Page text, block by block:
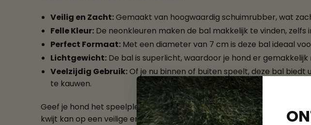
Veilig en Zacht:Gemaakt van hoogwaardig schuimrubber, wat
Felle Kleur:De neonkleuren maken de bal makkelijk te vinden, zelfs
Perfect Formaat:Met een diameter van 7 cm is deze bal ideaal
Lichtgewicht:De bal is superlicht, waardoor je hond er
Veelzijdig Gebruik:Of je nu binnen of buiten speelt, deze bal
te kauwen.
Geef je hond het speelplezier dat hij verdient met onze neonbal van
kwijt kan op een veilige en leuke manier.